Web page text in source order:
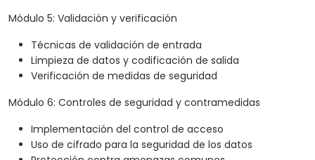
Módulo 5: Validación y verificación
Técnicas de validación de entrada
Limpieza de datos y codificación de salida
Verificación de medidas de seguridad
Módulo 6: Controles de seguridad y contramedidas
Implementación del control de acceso
Uso de cifrado para la seguridad de los datos